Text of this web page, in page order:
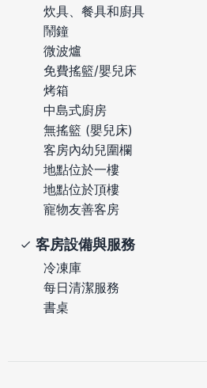
炊具、餐具和廚具
鬧鐘
微波爐
免費搖籃/嬰兒床
烤箱
中島式廚房
無搖籃 (嬰兒床)
客房內幼兒圍欄
地點位於一樓
地點位於頂樓
寵物友善客房
客房設備與服務
冷凍庫
每日清潔服務
書桌